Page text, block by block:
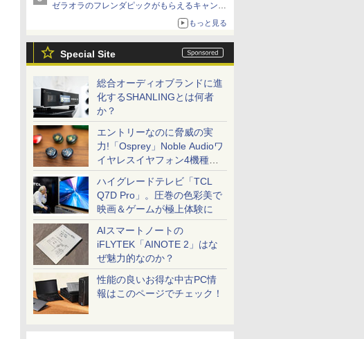
ゼラオラのフレンダピックがもらえるキャンペ
もっと見る
Special Site
総合オーディオブランドに進
化するSHANLINGとは何者
か？
エントリーなのに脅威の実
力!「Osprey」Noble Audioワ
イヤレスイヤフォン4機種を
一気に聴く
ハイグレードテレビ「TCL
Q7D Pro」。圧巻の色彩美で
映画＆ゲームが極上体験に
AIスマートノートの
iFLYTEK「AINOTE 2」はな
ぜ魅力的なのか？
性能の良いお得な中古PC情
報はこのページでチェック！